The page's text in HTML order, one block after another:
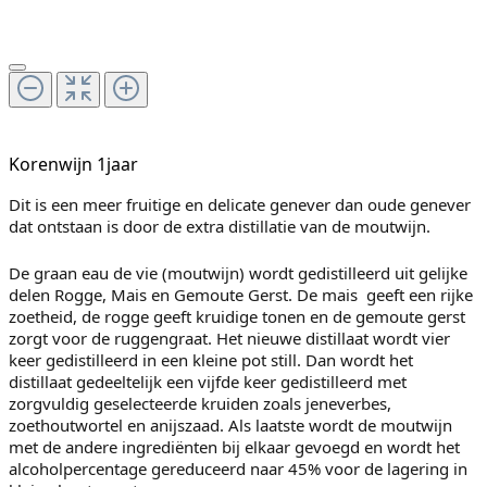
Korenwijn 1jaar
Dit is een meer fruitige en delicate genever dan oude genever
dat ontstaan is door de extra distillatie van de moutwijn.
De graan eau de vie (moutwijn) wordt gedistilleerd uit gelijke
delen Rogge, Mais en Gemoute Gerst. De mais geeft een rijke
zoetheid, de rogge geeft kruidige tonen en de gemoute gerst
zorgt voor de ruggengraat. Het nieuwe distillaat wordt vier
keer gedistilleerd in een kleine pot still. Dan wordt het
distillaat gedeeltelijk een vijfde keer gedistilleerd met
zorgvuldig geselecteerde kruiden zoals jeneverbes,
zoethoutwortel en anijszaad. Als laatste wordt de moutwijn
met de andere ingrediënten bij elkaar gevoegd en wordt het
alcoholpercentage gereduceerd naar 45% voor de lagering in